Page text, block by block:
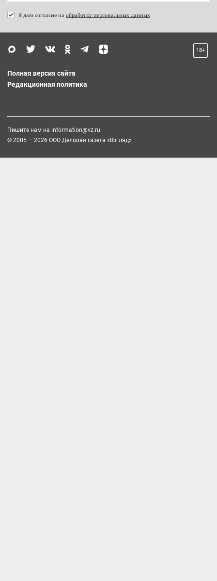
Я даю согласие на обработку персональных данных
18+
Полная версия сайта
Редакционная политика
Пишите нам на information@vz.ru
© 2005 — 2026 ООО Деловая газета «Взгляд»